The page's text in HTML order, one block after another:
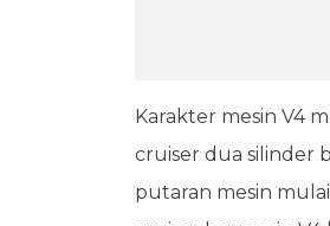
Karakter mesin V4
cruiser dua silinder
putaran mesin